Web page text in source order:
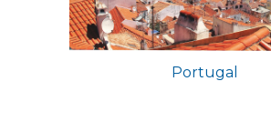
Portugal